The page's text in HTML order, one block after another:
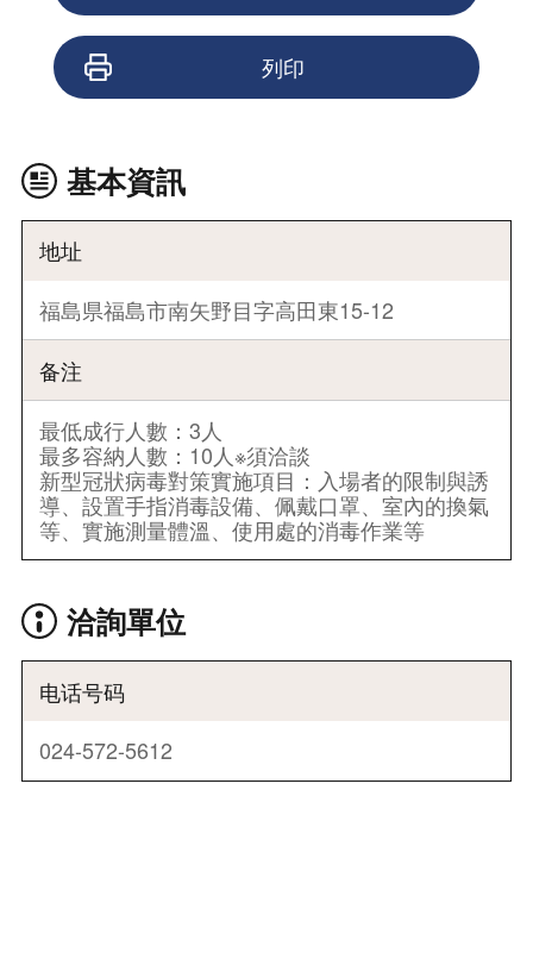
列印
基本資訊
地址
福島県福島市南矢野目字高田東15-12
备注
最低成行人數：3人
最多容納人數：10人※須洽談
新型冠狀病毒對策實施項目：入場者的限制與誘
導、設置手指消毒設備、佩戴口罩、室內的換氣
等、實施測量體溫、使用處的消毒作業等
洽詢單位
电话号码
024-572-5612